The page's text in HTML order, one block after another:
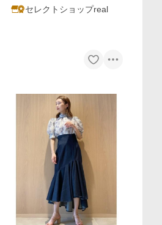
セレクトショップreal